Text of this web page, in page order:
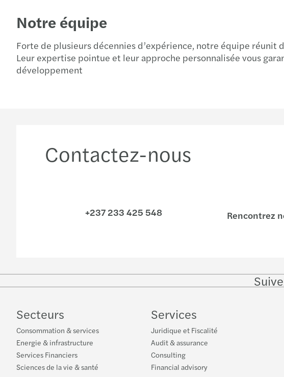
Notre équipe
Forte de plusieurs décennies d’expérience, notre équipe réunit
Leur expertise pointue et leur approche personnalisée vous
développement
Contactez-nous
+237 233 425 548 Rencontrez
Secteurs
Consommation & services
Energie & infrastructure
Services Financiers
Sciences de la vie & santé
Services
Juridique et Fiscalité
Audit & assurance
Consulting
Financial advisory